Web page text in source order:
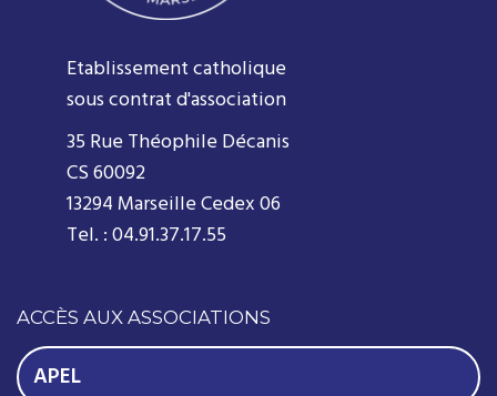
Etablissement catholique
sous contrat d'association
35 Rue Théophile Décanis
CS 60092
13294 Marseille Cedex 06
Tel. : 04.91.37.17.55
ACCÈS AUX ASSOCIATIONS
APEL